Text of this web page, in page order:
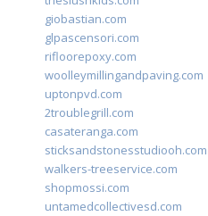
giobastian.com
glpascensori.com
rifloorepoxy.com
woolleymillingandpaving.com
uptonpvd.com
2troublegrill.com
casateranga.com
sticksandstonesstudiooh.com
walkers-treeservice.com
shopmossi.com
untamedcollectivesd.com